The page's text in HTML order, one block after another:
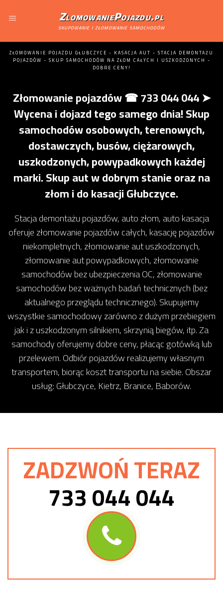
ZlomowaniePojazdu.pl
skupowanie i złomowanie samochodów
ZŁOMOWANIE POJAZDU GŁUBCZYCE - KASACJA AUT - STACJA DEMONTAŻU
POJAZDÓW - SKUP SAMOCHODÓW NA ZŁOM CAŁYCH I USZKODZONYCH -
DOBRE CENY!
Złomowanie pojazdów ☎ 733 044 044 ➤
Wycena i dojazd tego samego dnia! Skup
samochodów osobowych, terenowych,
dostawczych, busów, ciężarowych,
uszkodzonych, powypadkowych każdej
marki. Skup aut w dobrym stanie oraz na
złom i do kasacji Głubczyce.
Stacja demontażu pojazdów, auto złom, auto kasacja
oferuje złomowanie pojazdów całych, kasację pojazdów
niekompletnych, złomowanie aut uszkodzonych,
złomowanie aut powypadkowych, złomowanie
samochodów bez ubezpieczenia OC, złomowanie
samochodów bez ważnych badań technicznych (bez
aktualnego przeglądu technicznego). Skupujemy
wszystkie samochodowy zarówno z dużym przebiegiem
jak i z uszkodzonym silnikiem, skrzynią biegów, itp. Za
samochody oferujemy dobre ceny, płacąc gotówką lub
przelewem. Odbiór pojazdów realizujemy własnym
transportem, biorąc koszt transportu na siebie. Obszar
usług: Głubczyce, Kietrz, Branice, Baborów.
ZADZWOŃ TERAZ
733 044 044